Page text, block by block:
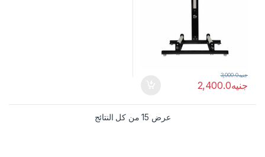
جنيه2,400.0
جنيه3,000.0
عرض ⁦15⁩ من كل النتائج